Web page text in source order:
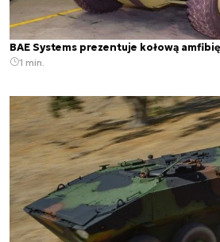
BAE Systems prezentuje kołową
1 min.